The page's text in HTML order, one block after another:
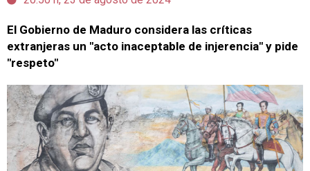
El Gobierno de Maduro considera las críticas
extranjeras un "acto inaceptable de injerencia" y pide
"respeto"